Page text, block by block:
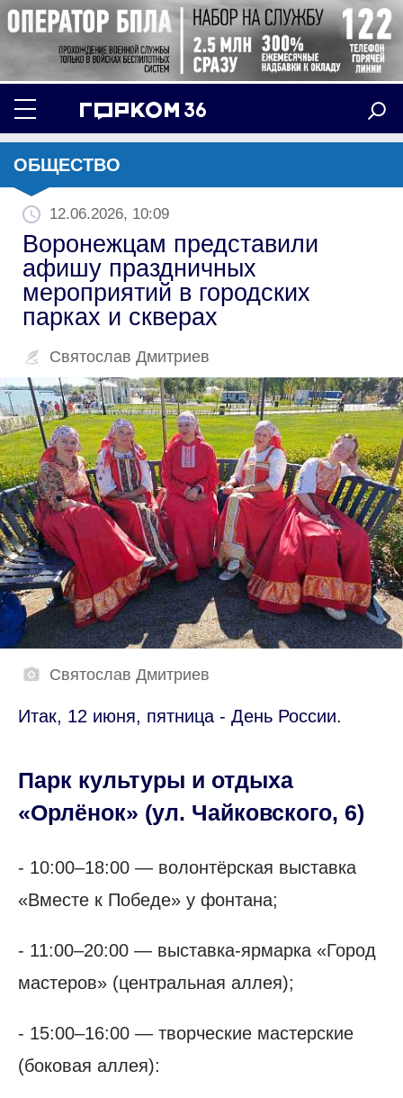
ОБЩЕСТВО
12.06.2026, 10:09
Воронежцам представили
афишу праздничных
мероприятий в городских
парках и скверах
Святослав Дмитриев
Святослав Дмитриев
Итак, 12 июня, пятница - День России.
Парк культуры и отдыха
«Орлёнок» (ул. Чайковского, 6)
- 10:00–18:00 — волонтёрская выставка
«Вместе к Победе» у фонтана;
- 11:00–20:00 — выставка-ярмарка «Город
мастеров» (центральная аллея);
- 15:00–16:00 — творческие мастерские
(боковая аллея):